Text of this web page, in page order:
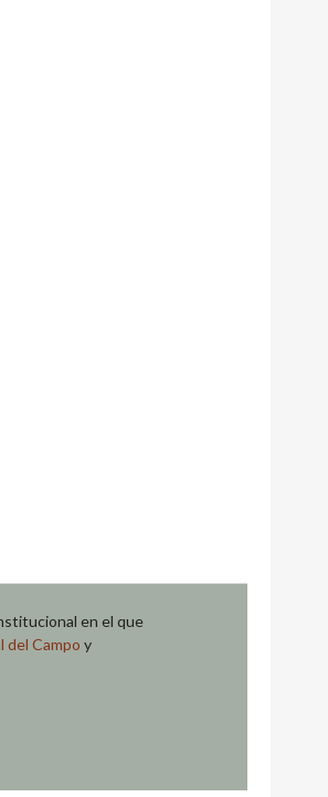
en el que
del Campo y